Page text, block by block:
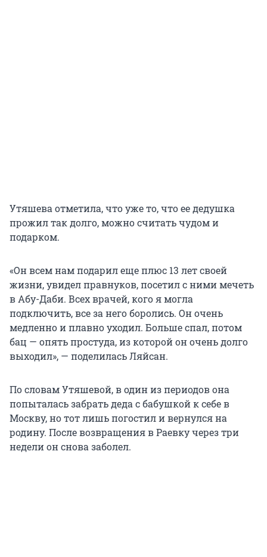
Утяшева отметила, что уже то, что ее дедушка
прожил так долго, можно считать чудом и
подарком.
«Он всем нам подарил еще плюс 13 лет своей
жизни, увидел правнуков, посетил с ними мечеть
в Абу-Даби. Всех врачей, кого я могла
подключить, все за него боролись. Он очень
медленно и плавно уходил. Больше спал, потом
бац — опять простуда, из которой он очень долго
выходил», — поделилась Ляйсан.
По словам Утяшевой, в один из периодов она
попыталась забрать деда с бабушкой к себе в
Москву, но тот лишь погостил и вернулся на
родину. После возвращения в Раевку через три
недели он снова заболел.